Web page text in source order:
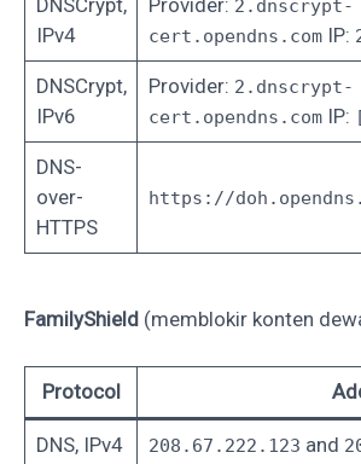
IPv4
2.dnscrypt-
cert.opendns.comIP:
DNSCrypt,
IPv6
Provider: 2.dnscrypt-
cert.opendns.comIP:
DNS-
over-
HTTPS
https://
FamilyShield (‎memblokir konten
Protocol
DNS, IPv4 208.67.222.123 and